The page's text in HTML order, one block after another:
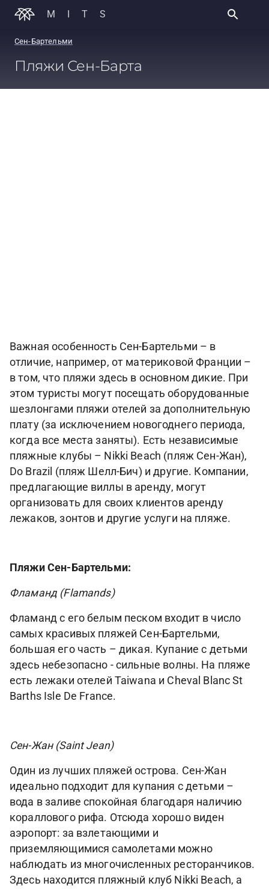
MITS
Сен-Бартельми
Пляжи Сен-Барта
Важная особенность Сен-Бартельми – в
отличие, например, от материковой Франции –
в том, что пляжи здесь в основном дикие. При
этом туристы могут посещать оборудованные
шезлонгами пляжи отелей за дополнительную
плату (за исключением новогоднего периода,
когда все места заняты). Есть независимые
пляжные клубы – Nikki Beach (пляж Сен-Жан),
Do Brazil (пляж Шелл-Бич) и другие. Компании,
предлагающие виллы в аренду, могут
организовать для своих клиентов аренду
лежаков, зонтов и другие услуги на пляже.
Пляжи Сен-Бартельми:
Фламанд (Flamands)
Фламанд с его белым песком входит в число
самых красивых пляжей Сен-Бартельми,
большая его часть – дикая. Купание с детьми
здесь небезопасно - сильные волны. На пляже
есть лежаки отелей Taiwana и Cheval Blanc St
Barths Isle De France.
Сен-Жан (Saint Jean)
Один из лучших пляжей острова. Сен-Жан
идеально подходит для купания с детьми –
вода в заливе спокойная благодаря наличию
кораллового рифа. Отсюда хорошо виден
аэропорт: за взлетающими и
приземляющимися самолетами можно
наблюдать из многочисленных ресторанчиков.
Здесь находится пляжный клуб Nikki Beach, а